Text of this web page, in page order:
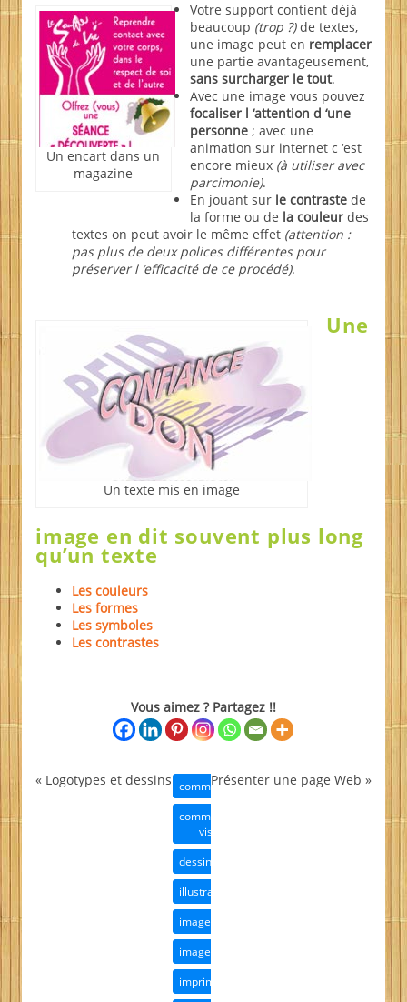
Un encart dans un
magazine
Votre support contient déjà
beaucoup (trop ?)de textes,
une image peut en remplacer
une partie avantageusement,
sans surcharger le tout.
Avec une image vous pouvez
focaliser l ‘attention d ‘une
personne; avec une
animation sur internet c ‘est
encore mieux (à utiliser avec
parcimonie).
En jouant sur le contrastede
la forme ou de la couleurdes
textes on peut avoir le même effet (attention :
pas plus de deux polices différentes pour
préserver l ‘efficacité de ce procédé).
Un texte mis en image
Une
image en dit souvent plus long
qu’un texte
Les couleurs
Les formes
Les symboles
Les contrastes
Vous aimez ? Partagez !!
« Logotypes et dessins Présenter une page Web »
communication
communication
visuelle
dessins
illustrations
image
images
imprimés